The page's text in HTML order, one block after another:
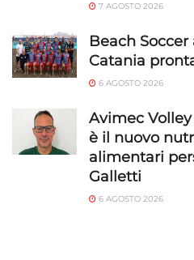
7 AGOSTO 2026
Beach
Catania
6 AGOSTO 2026
Avimec
è il nuovo
alimentari
Galletti
6 AGOSTO 2026